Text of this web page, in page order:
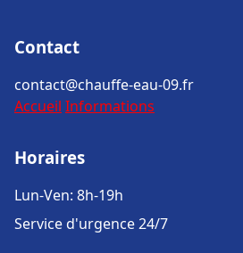
Contact
contact@chauffe-eau-09.fr
Accueil Informations
Horaires
Lun-Ven: 8h-19h
Service d'urgence 24/7